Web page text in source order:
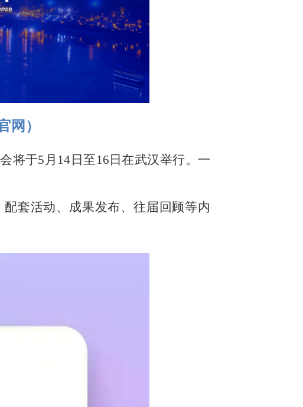
网）
将于5月14日至16日在武汉举行。一
套活动、成果发布、往届回顾等内